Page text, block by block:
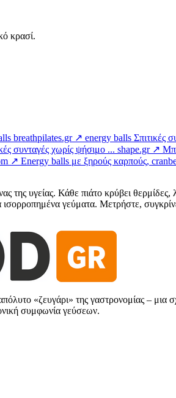
κρασί.
breathpilates.gr ↗ energy balls Σπιτικές
συνταγές χωρίς ψήσιμο ... shape.gr ↗
↗ Energy balls με ξηρούς καρπούς,
της υγείας. Κάθε πιάτο κρύβει
ισορροπημένα γεύματα. Μετρήστε,
«ζευγάρι» της γαστρονομίας –
συμφωνία γεύσεων.